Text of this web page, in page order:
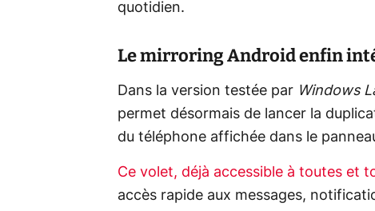
quotidien.
Le mirroring Android enfin
Dans la version testée par Windows
permet désormais de lancer la
du téléphone affichée dans le
Ce volet, déjà accessible à toutes et
accès rapide aux messages,